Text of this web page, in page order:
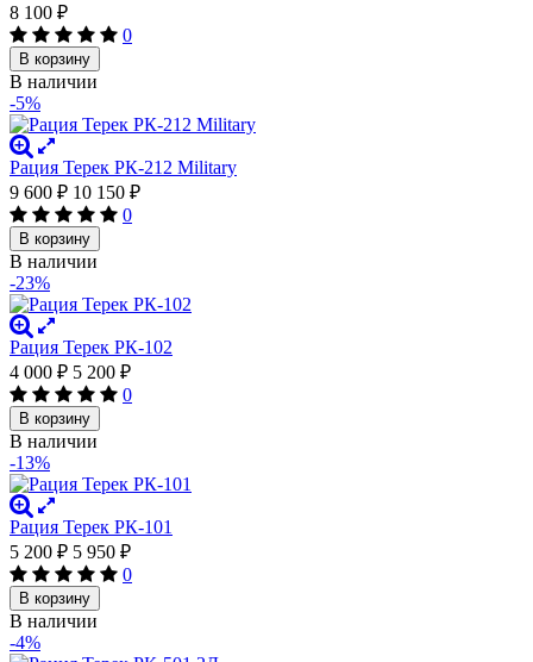
8 100 ₽
0
В корзину
В наличии
-5%
Рация Терек РК-212 Military
9 600 ₽ 10 150 ₽
0
В корзину
В наличии
-23%
Рация Терек РК-102
4 000 ₽ 5 200 ₽
0
В корзину
В наличии
-13%
Рация Терек РК-101
5 200 ₽ 5 950 ₽
0
В корзину
В наличии
-4%